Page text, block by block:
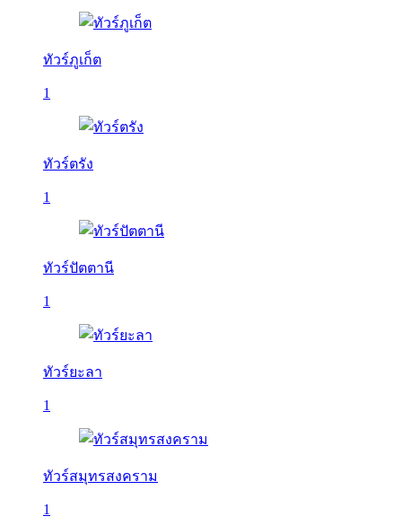
ทัวร์ภูเก็ต
1
ทัวร์ตรัง
1
ทัวร์ปัตตานี
1
ทัวร์ยะลา
1
ทัวร์สมุทรสงคราม
1